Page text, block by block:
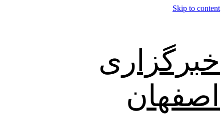
Skip to content
خبرگزاری
اصفهان